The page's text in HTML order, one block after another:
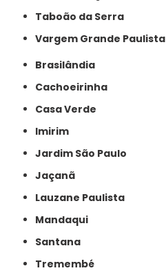
Taboão da Serra
Vargem Grande Paulista
Brasilândia
Cachoeirinha
Casa Verde
Imirim
Jardim São Paulo
Jaçanã
Lauzane Paulista
Mandaqui
Santana
Tremembé